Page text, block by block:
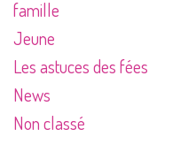
famille
Jeune
Les astuces des fées
News
Non classé